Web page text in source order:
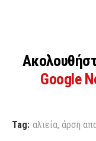
Google
Tag: αλιεία, άρση